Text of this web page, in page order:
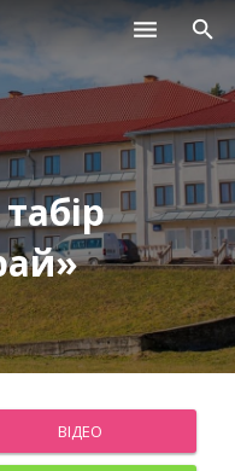
ВІДЕО